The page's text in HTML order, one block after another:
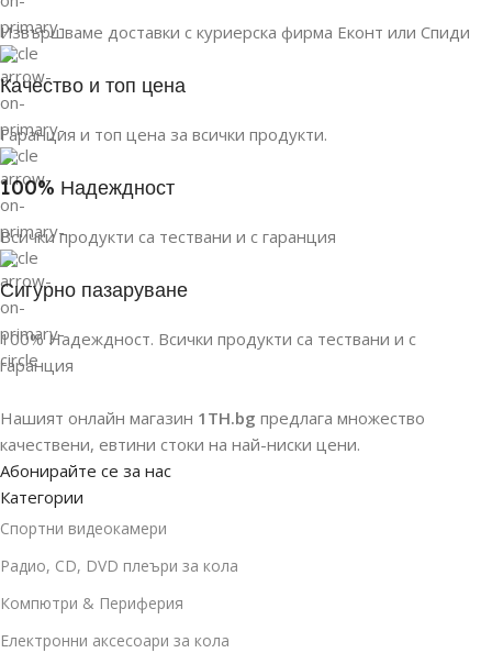
Извършваме доставки с куриерска фирма Еконт или Спиди
Качество и топ цена
Гаранция и топ цена за всички продукти.
100% Надеждност
Всички продукти са тествани и с гаранция
Сигурно пазаруване
100% Надеждност. Всички продукти са тествани и с
гаранция
Нашият онлайн магазин 1TH.bg предлага множество
качествени, евтини стоки на най-ниски цени.
Абонирайте се за нас
Категории
Спортни видеокамери
Радио, CD, DVD плеъри за кола
Компютри & Периферия
Електронни аксесоари за кола